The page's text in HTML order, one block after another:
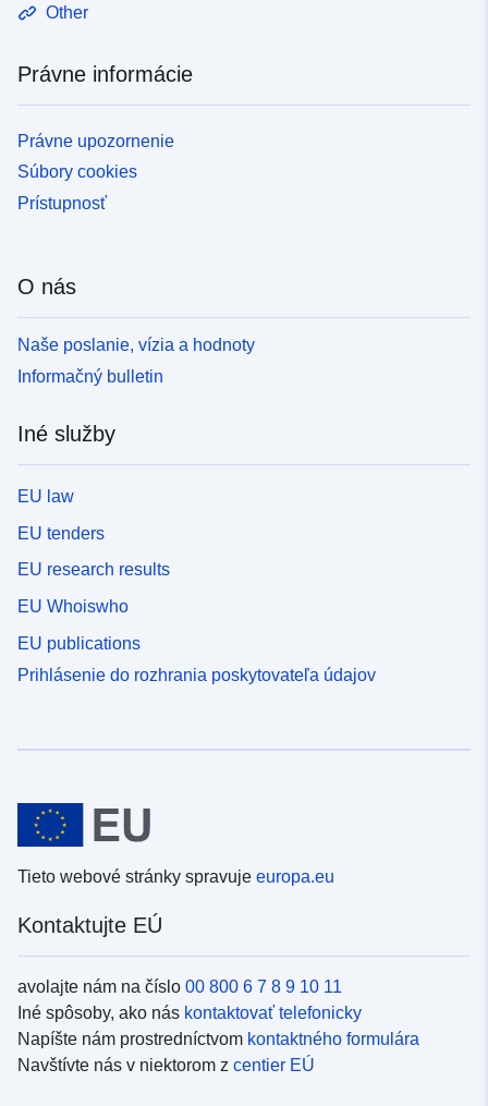
Other
Právne informácie
Právne upozornenie
Súbory cookies
Prístupnosť
O nás
Naše poslanie, vízia a hodnoty
Informačný bulletin
Iné služby
EU law
EU tenders
EU research results
EU Whoiswho
EU publications
Prihlásenie do rozhrania poskytovateľa údajov
Tieto webové stránky spravuje europa.eu
Kontaktujte EÚ
avolajte nám na číslo 00 800 6 7 8 9 10 11
Iné spôsoby, ako nás kontaktovať telefonicky
Napíšte nám prostredníctvom kontaktného formulára
Navštívte nás v niektorom z centier EÚ